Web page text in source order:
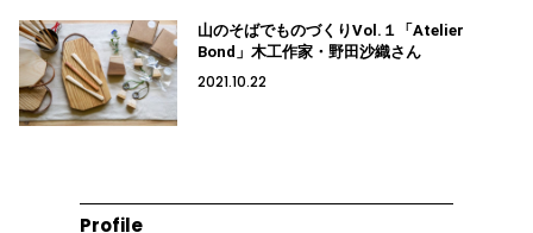
山のそばでものづくりVol.１「Atelier
Bond」木工作家・野田沙織さん
2021.10.22
Profile